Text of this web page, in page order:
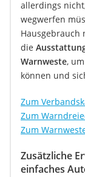
allerdings
wegwerfen
Hausgebrauch
die
Warnweste,
können und
Zum
Zum
Zum
Zusätzliche
einfaches